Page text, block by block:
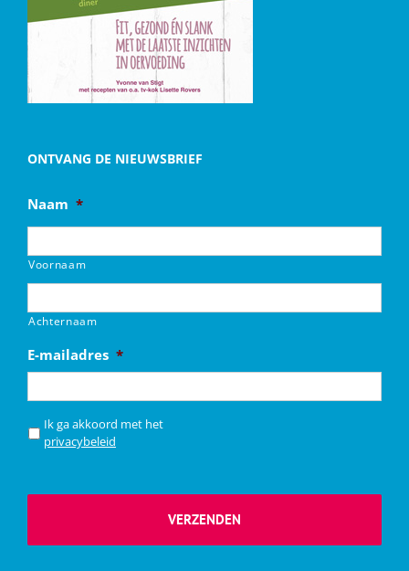
ONTVANG DE NIEUWSBRIEF
Naam *
Voornaam
Achternaam
E-mailadres *
Ik ga akkoord met het
privacybeleid